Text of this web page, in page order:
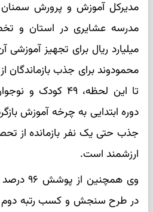
میلیارد ریال برای تجهیز
محمودوند برای جذب
تا این لحظه، ۴۹
دوره ابتدایی به چرخه آموزش
جذب حتی یک نفر بازمانده از
ارزشمند است.
وی همچنین
در طرح سنجش و کسب رتبه دوم